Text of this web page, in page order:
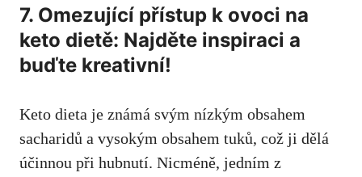
7. Omezující​ přístup‌ k ovoci ⁢na
keto dietě: Najděte inspiraci a
buďte kreativní!
Keto dieta je známá svým nízkým obsahem⁣
sacharidů a vysokým obsahem tuků, což ​ji dělá
účinnou při hubnutí. Nicméně, jedním z